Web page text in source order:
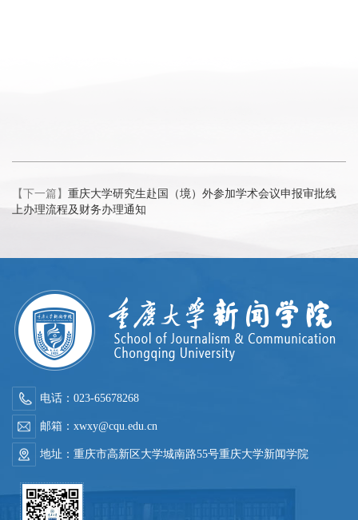
【下一篇】 重庆大学研究生赴国（境）外参加学术会议申报审批线
上办理流程及财务办理通知
电话：023-65678268
邮箱：xwxy@cqu.edu.cn
地址：重庆市高新区大学城南路55号重庆大学新闻学院